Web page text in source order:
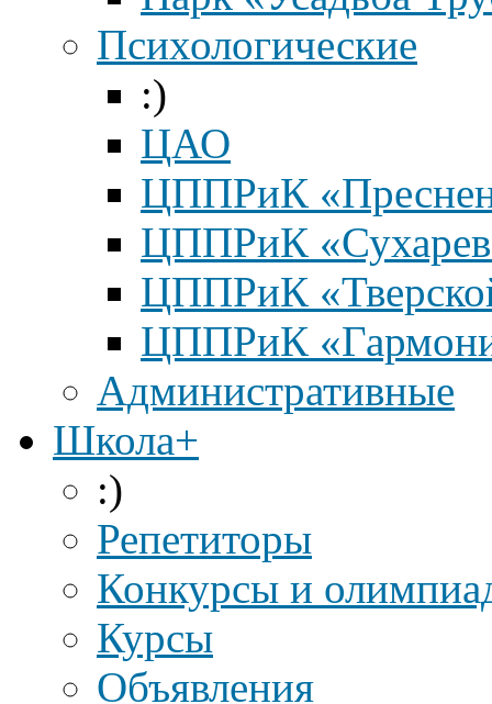
Психологические
:)
ЦАО
ЦППРиК
ЦППРиК
ЦППРиК
ЦППРиК
Административные
Школа+
:)
Репетиторы
Конкурсы и
Курсы
Объявления